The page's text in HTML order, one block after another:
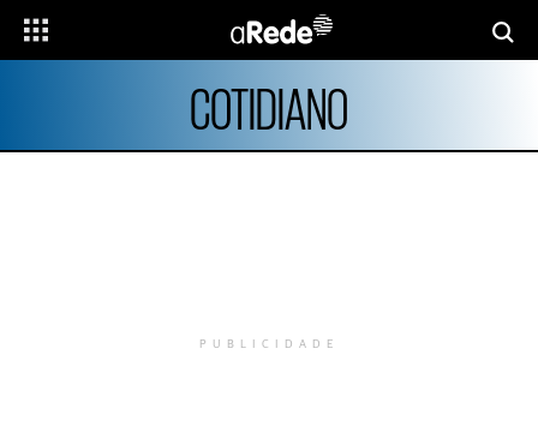
COTIDIANO
PUBLICIDADE